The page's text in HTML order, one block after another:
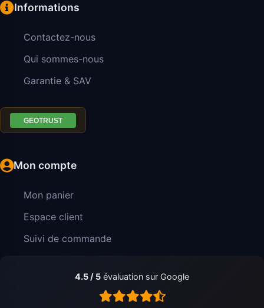
Informations
Contactez-nous
Qui sommes-nous
Garantie & SAV
Mon compte
Mon panier
Espace client
Suivi de commande
4.5 / 5 évaluation sur Google